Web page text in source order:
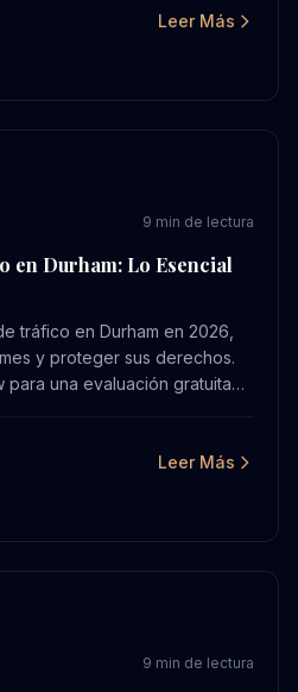
Leer Más
Durham: Lo Esencial para
9 min de lectura
en Durham: Lo Esencial
tráfico en Durham en 2026,
y proteger sus derechos.
para una evaluación gratuita
Leer Más
por Accidentes de
9 min de lectura